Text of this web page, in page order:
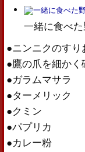
一緒に食べ
●ニンニクのすり
●鷹の爪を細かく
●ガラムマサラ
●ターメリック
●クミン
●パプリカ
●カレー粉